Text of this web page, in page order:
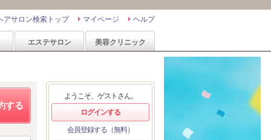
ヘルプ
マイページ
アサロン検索トップ
エステサロン 美容クリニック
する
ようこそ、ゲストさん。
ログインする
会員登録する（無料）